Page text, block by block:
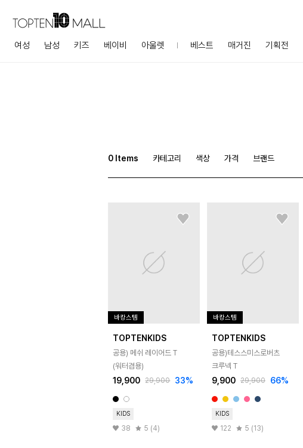
여성 남성 키즈 베이비 아울렛 베스트 매거진 기획전
0 Items 카테고리 색상 가격 브랜드
바캉스템
TOPTENKIDS
공용) 메쉬 레이어드 T
(워터겸용)
19,900 29,900 33%
KIDS
38 5 (4)
바캉스템
TOPTENKIDS
공용)테스스미스로버츠
크루넥 T
9,900 29,900 66%
KIDS
122 5 (13)